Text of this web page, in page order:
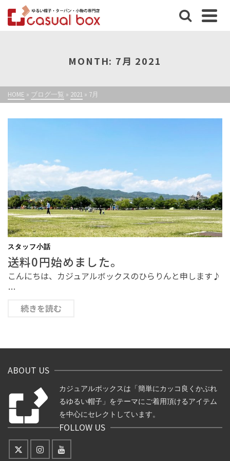
MONTH: 7月 2021
HOME » ブログ一覧 » 2021 » 7月
スタッフ小話
送料0円始めました。
こんにちは、カジュアルボックスのひらりんと申します♪
…
続きを読む
ABOUT US
カジュアルボックスは「簡単にカッコ良くかぶれ
るゆるい帽子」をテーマにご着用頂けるアイテム
を中心にセレクトしています。
FOLLOW US